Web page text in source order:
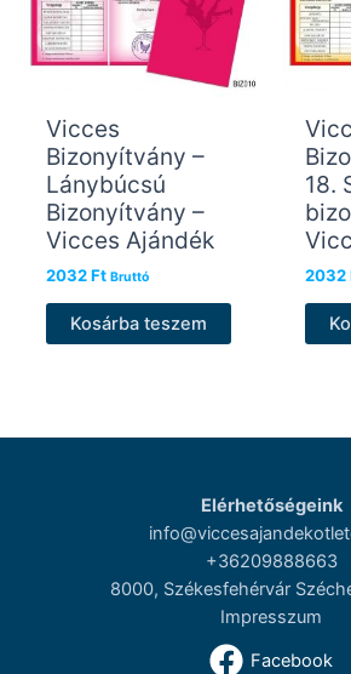
Vicces
Bizonyítvány –
Lánybúcsú
Bizonyítvány –
Vicces Ajándék
2032Ft Bruttó
Kosárba teszem
18.
2032
Elérhetőségeink
+36209888663
8000, Székesfehérvár
Impresszum
Facebook